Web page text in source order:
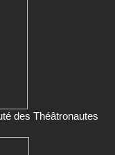
des Théâtronautes